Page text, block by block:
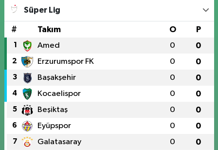
Süper Lig
# Takım O P
1 Amed 0 0
2 Erzurumspor FK 0 0
3 Başakşehir 0 0
4 Kocaelispor 0 0
5 Beşiktaş 0 0
6 Eyüpspor 0 0
7 Galatasaray 0 0